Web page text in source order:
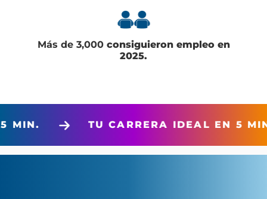
Más de 3,000 consiguieron empleo en
2025.
EN 5 MIN. TU CARRERA IDEAL